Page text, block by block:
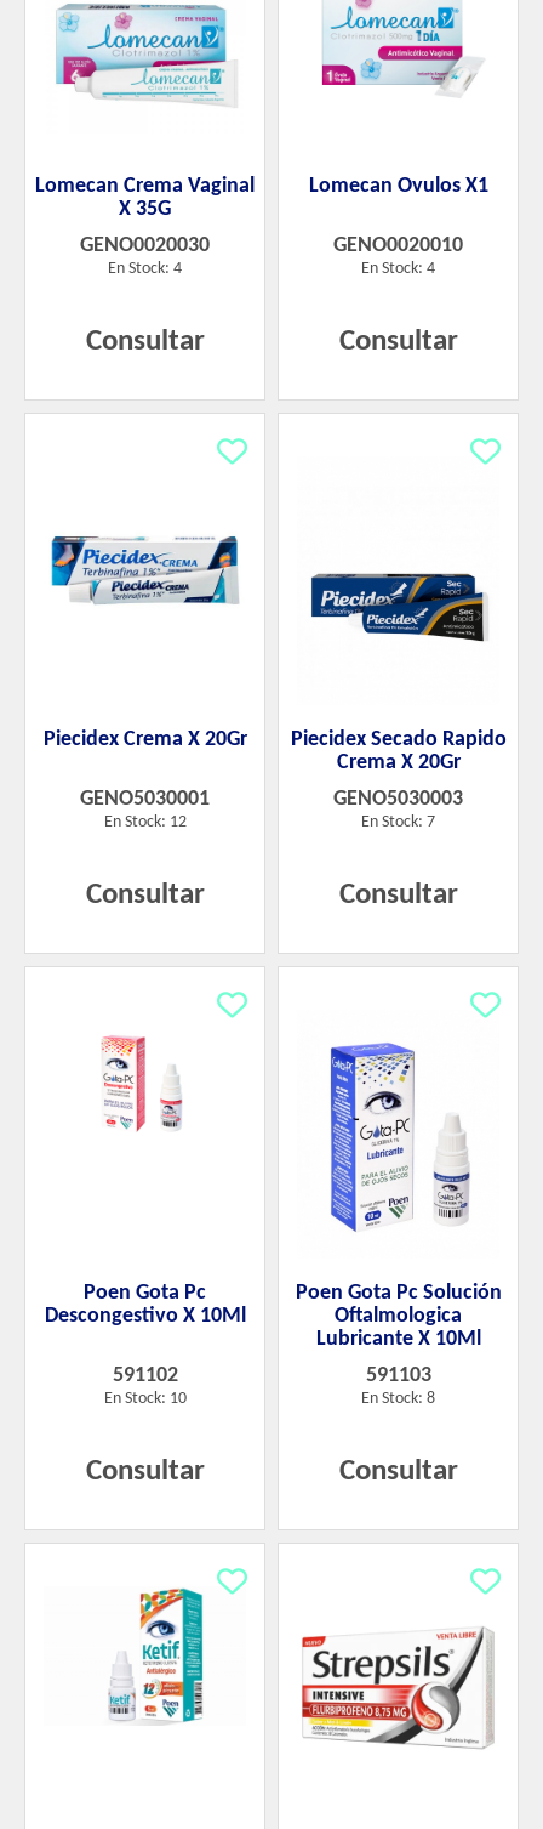
Lomecan Crema Vaginal
X 35G
GENO0020030
En Stock: 4
Consultar
Lomecan Ovulos X1
GENO0020010
En Stock: 4
Consultar
Piecidex Crema X 20Gr
GENO5030001
En Stock: 12
Consultar
Piecidex Secado Rapido
Crema X 20Gr
GENO5030003
En Stock: 7
Consultar
Poen Gota Pc
Descongestivo X 10Ml
591102
En Stock: 10
Consultar
Poen Gota Pc Solución
Oftalmologica
Lubricante X 10Ml
591103
En Stock: 8
Consultar